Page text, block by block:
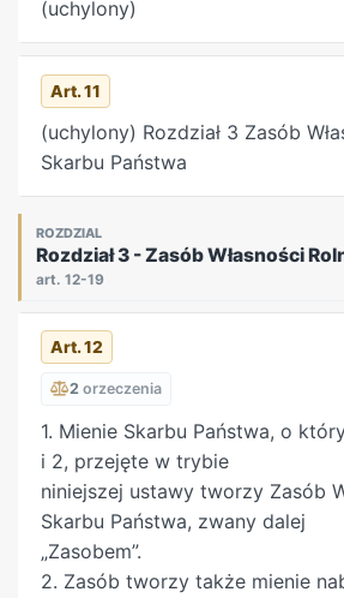
udziałów stają się mieniem
niewchodzącym w skład Zasobu
Skarbu Państwa.
(uchylony)
Art. 11
(uchylony) Rozdział 3 Zasób
Skarbu Państwa
ROZDZIAL
Rozdział 3 - Zasób Własności
art. 12-19
Art. 12
2 orzeczenia
1. Mienie Skarbu Państwa, o
i 2, przejęte w trybie
niniejszej ustawy tworzy Zasób
Skarbu Państwa, zwany dalej
„Zasobem”.
2. Zasób tworzy także mienie